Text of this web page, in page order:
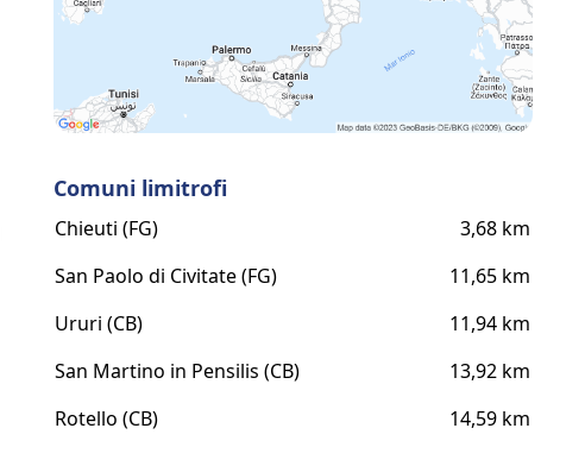
Comuni limitrofi
Chieuti (FG)
3,68 km
San Paolo di Civitate (FG)
11,65 km
Ururi (CB)
11,94 km
San Martino in Pensilis (CB)
13,92 km
Rotello (CB)
14,59 km